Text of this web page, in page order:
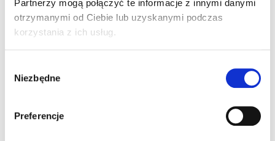
Partnerzy mogą połączyć te informacje z innymi danymi
otrzymanymi od Ciebie lub uzyskanymi podczas
korzystania z ich usług.
zgody
Niezbędne
Preferencje
Wiosenne ciasto w kolorze zielonym, z pysznym
śmietanowym kremem, to właśnie Leśny mech.
Polaków swoim niebagatelnym smakiem i
w naszych domach, wypiek na co dzień i od